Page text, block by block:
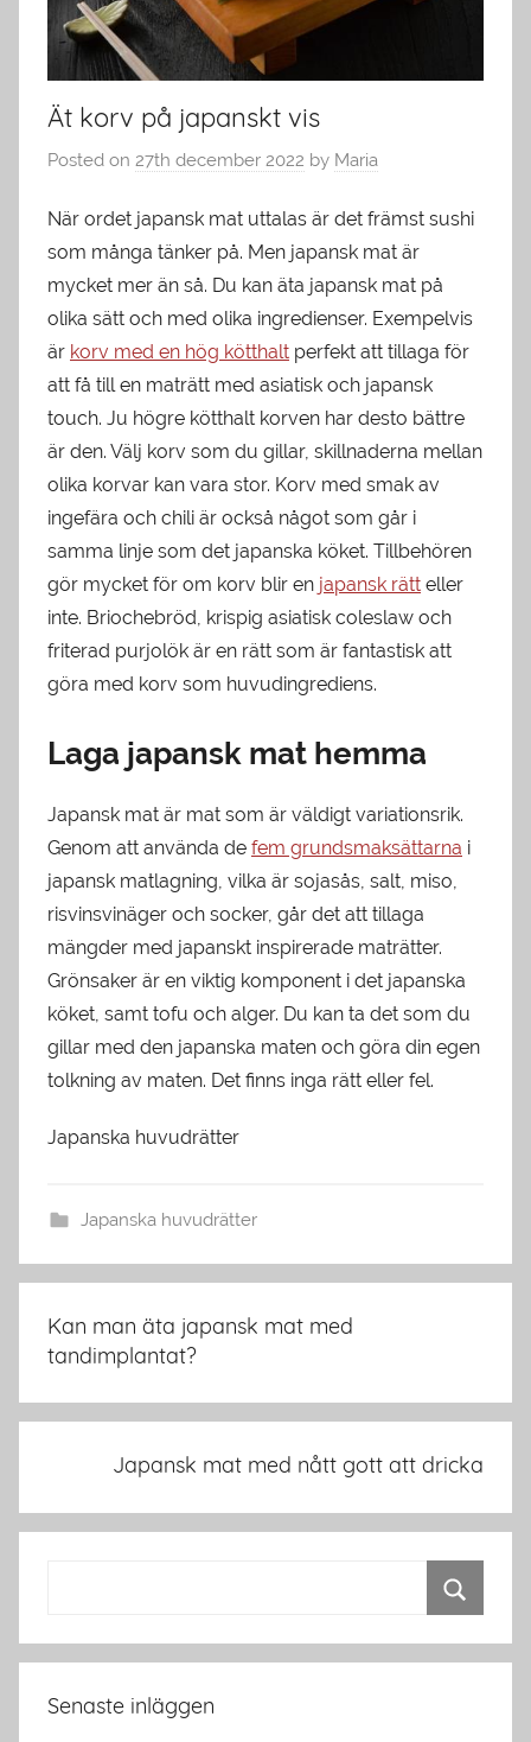
Ät korv på japanskt vis
Posted on 27th december 2022 by Maria
När ordet japansk mat uttalas är det främst sushi
som många tänker på. Men japansk mat är
mycket mer än så. Du kan äta japansk mat på
olika sätt och med olika ingredienser. Exempelvis
är korv med en hög kötthalt perfekt att tillaga för
att få till en maträtt med asiatisk och japansk
touch. Ju högre kötthalt korven har desto bättre
är den. Välj korv som du gillar, skillnaderna mellan
olika korvar kan vara stor. Korv med smak av
ingefära och chili är också något som går i
samma linje som det japanska köket. Tillbehören
gör mycket för om korv blir en japansk rätt eller
inte. Briochebröd, krispig asiatisk coleslaw och
friterad purjolök är en rätt som är fantastisk att
göra med korv som huvudingrediens.
Laga japansk mat hemma
Japansk mat är mat som är väldigt variationsrik.
Genom att använda de fem grundsmaksättarna i
japansk matlagning, vilka är sojasås, salt, miso,
risvinsvinäger och socker, går det att tillaga
mängder med japanskt inspirerade maträtter.
Grönsaker är en viktig komponent i det japanska
köket, samt tofu och alger. Du kan ta det som du
gillar med den japanska maten och göra din egen
tolkning av maten. Det finns inga rätt eller fel.
Japanska huvudrätter
Japanska huvudrätter
Kan man äta japansk mat med
tandimplantat?
Japansk mat med nått gott att dricka
Senaste inläggen